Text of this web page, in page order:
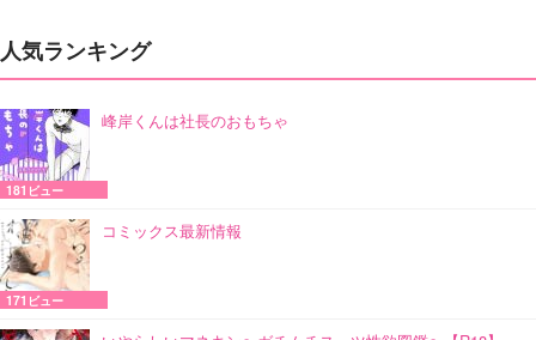
人気ランキング
峰岸くんは社長のおもちゃ
181ビュー
コミックス最新情報
171ビュー